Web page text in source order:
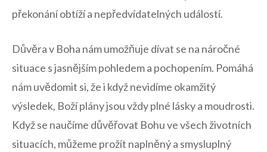
překonání obtíží a nepředvídatelných událostí.
Důvěra v Boha nám umožňuje dívat se na náročné
situace s jasnějším pohledem a pochopením. Pomáhá
nám uvědomit si, že i když nevidíme okamžitý
výsledek, Boží plány jsou vždy plné lásky a moudrosti.
Když se naučíme důvěřovat Bohu ve všech životních
situacích, můžeme prožít naplněný a smysluplný